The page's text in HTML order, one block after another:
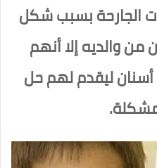
الجارحة بسبب شكل
من والديه إلا أنهم
ليقدم لهم حل